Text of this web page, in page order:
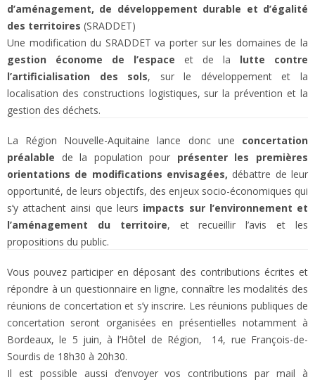
d’aménagement, de développement durable et d’égalité
des territoires (SRADDET)
Une modification du SRADDET va porter sur les domaines de la
gestion économe de l’espace et de la lutte contre
l’artificialisation des sols, sur le développement et la
localisation des constructions logistiques, sur la prévention et la
gestion des déchets.
La Région Nouvelle-Aquitaine lance donc une concertation
préalable de la population pour présenter les premières
orientations de modifications envisagées, débattre de leur
opportunité, de leurs objectifs, des enjeux socio-économiques qui
s’y attachent ainsi que leurs impacts sur l’environnement et
l’aménagement du territoire, et recueillir l’avis et les
propositions du public.
Vous pouvez participer en déposant des contributions écrites et
répondre à un questionnaire en ligne, connaître les modalités des
réunions de concertation et s’y inscrire. Les réunions publiques de
concertation seront organisées en présentielles notamment à
Bordeaux, le 5 juin, à l’Hôtel de Région, 14, rue François-de-
Sourdis de 18h30 à 20h30.
Il est possible aussi d’envoyer vos contributions par mail à